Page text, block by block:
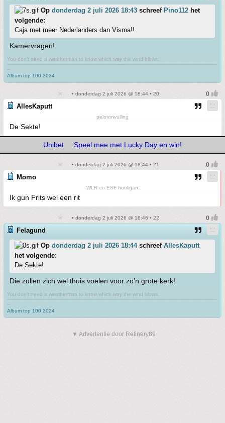
Op donderdag 2 juli 2026 18:43 schreef Pino112 het
volgende:
Caja met meer Nederlanders dan Visma!!
Kamervragen!
You don't need a weatherman to know which way the wind blows.
-------------------------------------------------------------------------------------------------------------------------------------------
--
Album top 100 2024
• donderdag 2 juli 2026 @ 18:44 • 20
AllesKaputt
pelotonvulling
De Sekte!
Unibet Speel mee met Lucky Day en win!
• donderdag 2 juli 2026 @ 18:44 • 21
Momo
WLR en ESF hooligan
Ik gun Frits wel een rit
• donderdag 2 juli 2026 @ 18:46 • 22
Felagund
Op donderdag 2 juli 2026 18:44schreef AllesKaputt
het volgende:
De Sekte!
Die zullen zich wel thuis voelen voor zo’n grote kerk!
You don't need a weatherman to know which way the wind blows.
-------------------------------------------------------------------------------------------------------------------------------------------
--
Album top 100 2024
▼ Advertentie door Refinery89